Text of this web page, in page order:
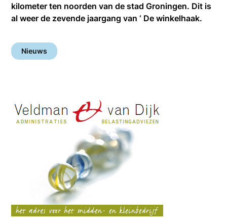
kilometer ten noorden van de stad Groningen. Dit is
al weer de zevende jaargang van ‘ De winkelhaak.
Nieuws